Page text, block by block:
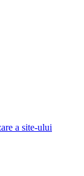
a site-ului